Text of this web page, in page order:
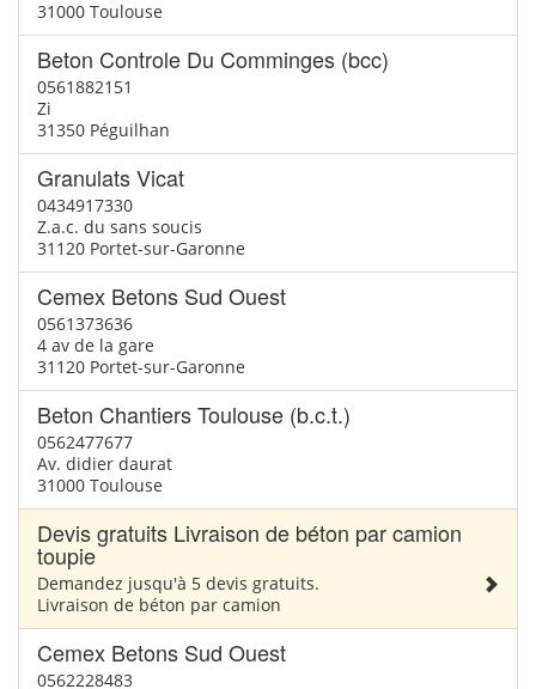
31000 Toulouse
Beton Controle Du Comminges (bcc)
0561882151
Zi
31350 Péguilhan
Granulats Vicat
0434917330
Z.a.c. du sans soucis
31120 Portet-sur-Garonne
Cemex Betons Sud Ouest
0561373636
4 av de la gare
31120 Portet-sur-Garonne
Beton Chantiers Toulouse (b.c.t.)
0562477677
Av. didier daurat
31000 Toulouse
Devis gratuits Livraison de béton par camion
toupie
Demandez jusqu'à 5 devis gratuits.
Livraison de béton par camion
Cemex Betons Sud Ouest
0562228483